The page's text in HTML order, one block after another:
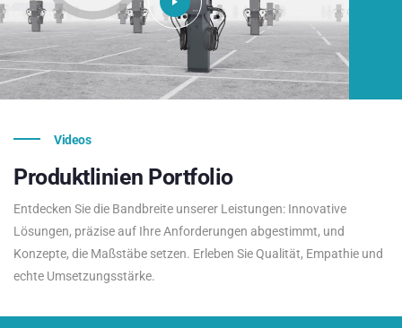
Videos
Produktlinien Portfolio
Entdecken Sie die Bandbreite unserer Leistungen: Innovative
Lösungen, präzise auf Ihre Anforderungen abgestimmt, und
Konzepte, die Maßstäbe setzen. Erleben Sie Qualität, Empathie und
echte Umsetzungsstärke.